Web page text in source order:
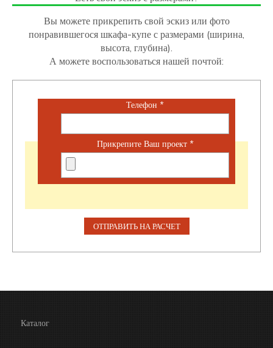
Вы можете прикрепить свой эскиз или фото
понравившегося шкафа-купе с размерами (ширина,
высота, глубина).
А можете воспользоваться нашей почтой:
Телефон *
Прикрепите Ваш проект *
Каталог